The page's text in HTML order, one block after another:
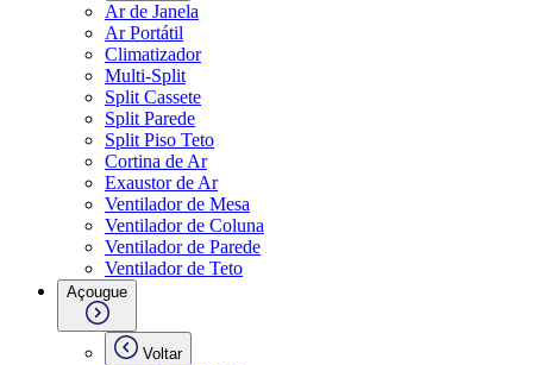
Ar de Janela
Ar Portátil
Climatizador
Multi-Split
Split Cassete
Split Parede
Split Piso Teto
Cortina de Ar
Exaustor de Ar
Ventilador de Mesa
Ventilador de Coluna
Ventilador de Parede
Ventilador de Teto
Açougue
Voltar